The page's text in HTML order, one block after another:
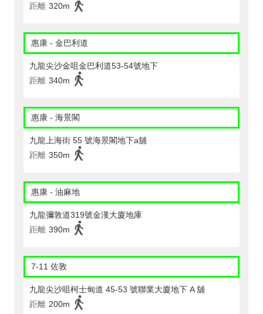
距離 320m
惠康 - 金巴利道
九龍尖沙金咀金巴利道53-54號地下
距離 340m
惠康 - 海景閣
九龍上海街 55 號海景閣地下a舖
距離 350m
惠康 - 油麻地
九龍彌敦道319號金漢大廈地庫
距離 390m
7-11 佐敦
九龍尖沙咀柯士甸道 45-53 號聯業大廈地下 A 舖
距離 200m